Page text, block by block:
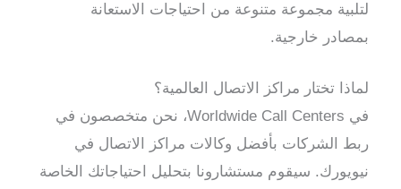
لتلبية مجموعة متنوعة من احتياجات الاستعانة
بمصادر خارجية.
لماذا تختار مراكز الاتصال العالمية؟
في Worldwide Call Centers، نحن متخصصون في
ربط الشركات بأفضل وكالات مراكز الاتصال في
نيويورك. سيقوم مستشارونا بتحليل احتياجاتك الخاصة